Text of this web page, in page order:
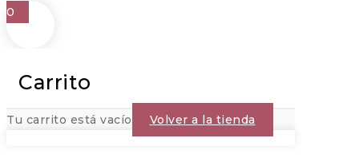
0
Carrito
Tu carrito está vacío Volver a la tienda